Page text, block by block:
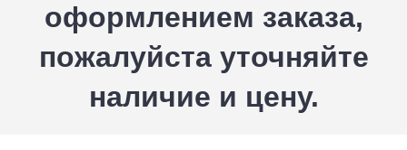
оформлением заказа,
пожалуйста уточняйте
наличие и цену.